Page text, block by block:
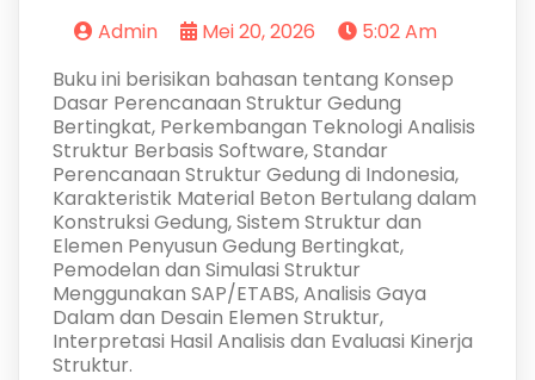
Admin Mei 20, 2026
5:02 Am
Buku ini berisikan bahasan tentang Konsep
Dasar Perencanaan Struktur Gedung
Bertingkat, Perkembangan Teknologi Analisis
Struktur Berbasis Software, Standar
Perencanaan Struktur Gedung di Indonesia,
Karakteristik Material Beton Bertulang dalam
Konstruksi Gedung, Sistem Struktur dan
Elemen Penyusun Gedung Bertingkat,
Pemodelan dan Simulasi Struktur
Menggunakan SAP/ETABS, Analisis Gaya
Dalam dan Desain Elemen Struktur,
Interpretasi Hasil Analisis dan Evaluasi Kinerja
Struktur.